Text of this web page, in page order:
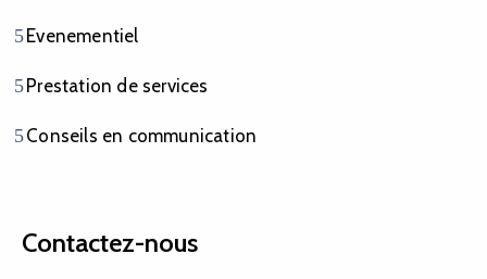
Evenementiel
Prestation de services
Conseils en communication
Contactez-nous